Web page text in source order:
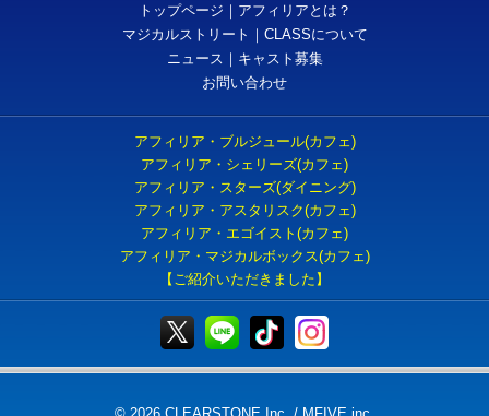
トップページ ｜ アフィリアとは？
マジカルストリート ｜ CLASSについて
ニュース ｜ キャスト募集
お問い合わせ
アフィリア・ブルジュール(カフェ)
アフィリア・シェリーズ(カフェ)
アフィリア・スターズ(ダイニング)
アフィリア・アスタリスク(カフェ)
アフィリア・エゴイスト(カフェ)
アフィリア・マジカルボックス(カフェ)
【ご紹介いただきました】